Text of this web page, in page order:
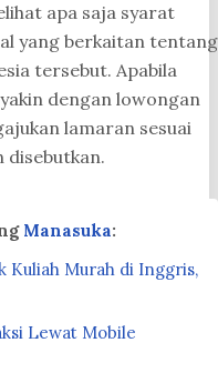
apa saja syarat
yang berkaitan tentang
tersebut. Apabila
dengan lowongan
lamaran sesuai
disebutkan.
Manasuka:
Kuliah Murah di Inggris,
Lewat Mobile